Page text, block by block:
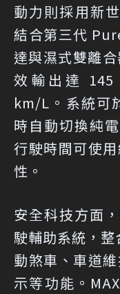
動力則採用新
結合第三代
達與濕式雙離
效輸出達
km/L。系統可
時自動切換純
行駛時間可使
性。
安全科技方面
駛輔助系統，整
動煞車、車道
示等功能。